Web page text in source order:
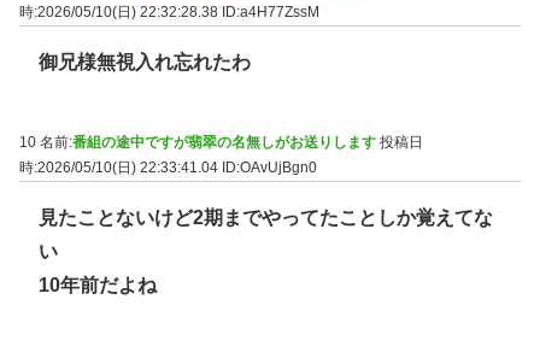
時:2026/05/10(日) 22:32:28.38 ID:a4H77ZssM
御兄様無視入れ忘れたわ
10 名前:番組の途中ですが翡翠の名無しがお送りします 投稿日
時:2026/05/10(日) 22:33:41.04 ID:OAvUjBgn0
見たことないけど2期までやってたことしか覚えてな
い
10年前だよね